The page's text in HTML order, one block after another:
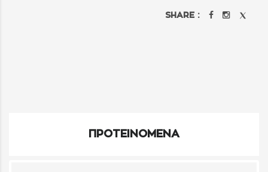
SHARE :
ΠΡΟΤΕΙΝΟΜΕΝΑ